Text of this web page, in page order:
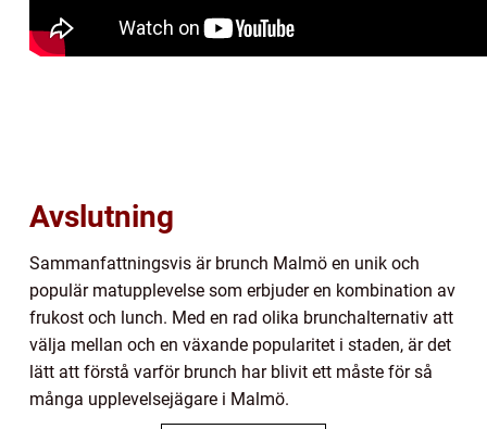
Avslutning
Sammanfattningsvis är brunch Malmö en unik och
populär matupplevelse som erbjuder en kombination av
frukost och lunch. Med en rad olika brunchalternativ att
välja mellan och en växande popularitet i staden, är det
lätt att förstå varför brunch har blivit ett måste för så
många upplevelsejägare i Malmö.